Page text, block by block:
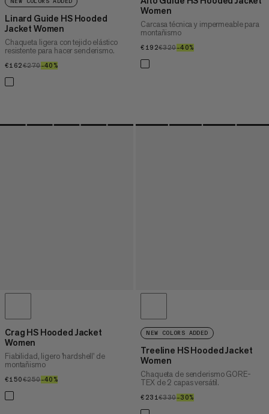
NEW COLORS ADDED
Linard Guide HS Hooded
Jacket Women
Chaqueta ligera con tejido elástico
resistente para hacer senderismo.
€162€162
€270€270
–40%
Women
Carcasa técnica y impermeable para
montañismo
€192€192
€320€320
–40%
Crag HS Hooded Jacket
Women
Fiabilidad, ligero 'hardshell' de
montañismo
€150€150
€250€250
–40%
NEW COLORS ADDED
Treeline HS Hooded Jacket
Women
Chaqueta de senderismo GORE-
TEX de 2 capas versátil.
€231€231
€330€330
–30%